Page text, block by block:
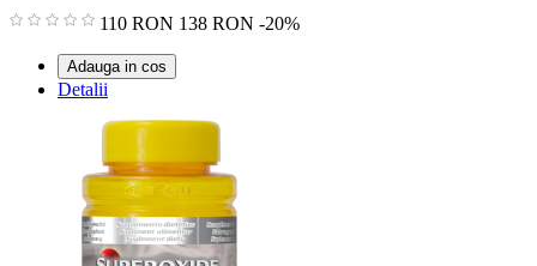
110 RON Pret
138 RON -20%Pret
Adauga in cos
Detalii